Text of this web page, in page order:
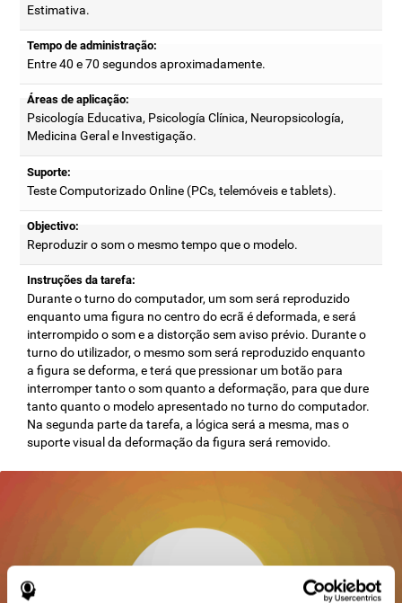
Estimativa.
Tempo de administração:
Entre 40 e 70 segundos aproximadamente.
Áreas de aplicação:
Psicología Educativa, Psicología Clínica, Neuropsicología,
Medicina Geral e Investigação.
Suporte:
Teste Computorizado Online (PCs, telemóveis e tablets).
Objectivo:
Reproduzir o som o mesmo tempo que o modelo.
Instruções da tarefa:
Durante o turno do computador, um som será reproduzido
enquanto uma figura no centro do ecrã é deformada, e será
interrompido o som e a distorção sem aviso prévio. Durante o
turno do utilizador, o mesmo som será reproduzido enquanto
a figura se deforma, e terá que pressionar um botão para
interromper tanto o som quanto a deformação, para que dure
tanto quanto o modelo apresentado no turno do computador.
Na segunda parte da tarefa, a lógica será a mesma, mas o
suporte visual da deformação da figura será removido.